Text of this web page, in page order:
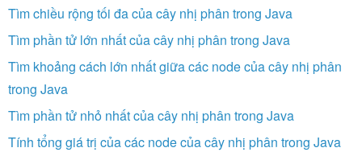
Tìm chiều rộng tối đa của cây nhị phân trong Java
Tìm phần tử lớn nhất của cây nhị phân trong Java
Tìm khoảng cách lớn nhất giữa các node của cây nhị phân
trong Java
Tìm phần tử nhỏ nhất của cây nhị phân trong Java
Tính tổng giá trị của các node của cây nhị phân trong Java